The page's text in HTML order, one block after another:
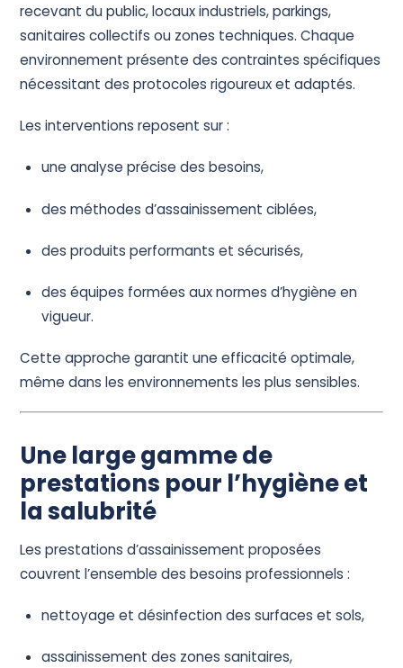
recevant du public, locaux industriels, parkings,
sanitaires collectifs ou zones techniques. Chaque
environnement présente des contraintes spécifiques
nécessitant des protocoles rigoureux et adaptés.
Les interventions reposent sur :
une analyse précise des besoins,
des méthodes d’assainissement ciblées,
des produits performants et sécurisés,
des équipes formées aux normes d’hygiène en
vigueur.
Cette approche garantit une efficacité optimale,
même dans les environnements les plus sensibles.
Une large gamme de
prestations pour l’hygiène et
la salubrité
Les prestations d’assainissement proposées
couvrent l’ensemble des besoins professionnels :
nettoyage et désinfection des surfaces et sols,
assainissement des zones sanitaires,